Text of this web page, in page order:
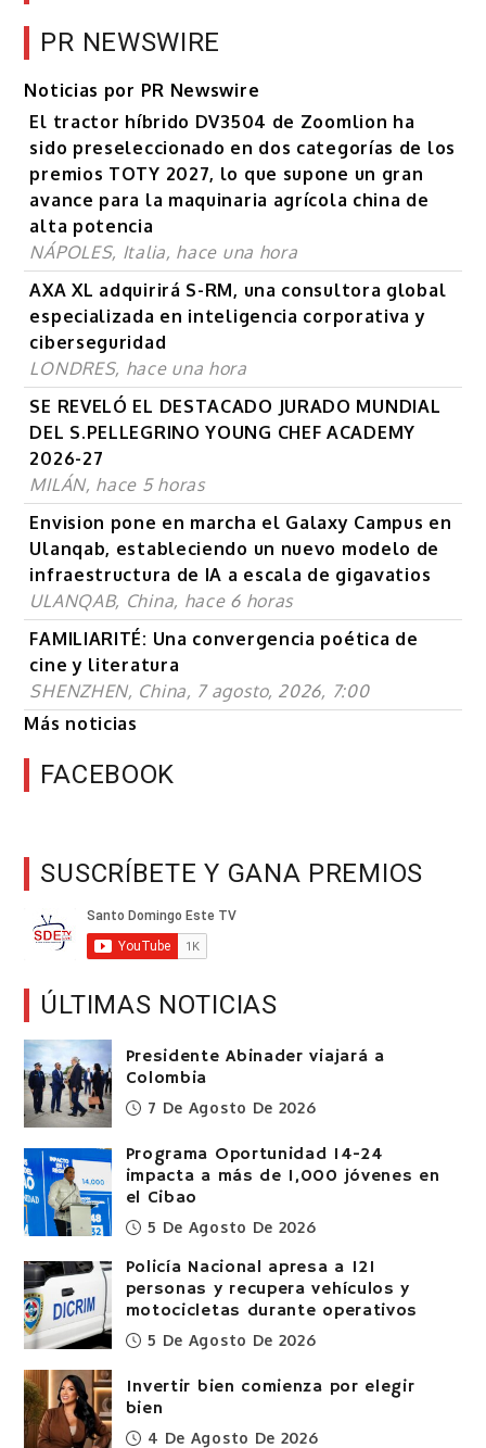
PR NEWSWIRE
Noticias por PR Newswire
El tractor híbrido DV3504 de Zoomlion ha
sido preseleccionado en dos categorías de los
premios TOTY 2027, lo que supone un gran
avance para la maquinaria agrícola china de
alta potencia
NÁPOLES, Italia, hace una hora
AXA XL adquirirá S-RM, una consultora global
especializada en inteligencia corporativa y
ciberseguridad
LONDRES, hace una hora
SE REVELÓ EL DESTACADO JURADO MUNDIAL
DEL S.PELLEGRINO YOUNG CHEF ACADEMY
2026-27
MILÁN, hace 5 horas
Envision pone en marcha el Galaxy Campus en
Ulanqab, estableciendo un nuevo modelo de
infraestructura de IA a escala de gigavatios
ULANQAB, China, hace 6 horas
FAMILIARITÉ: Una convergencia poética de
cine y literatura
SHENZHEN, China, 7 agosto, 2026, 7:00
Más noticias
FACEBOOK
SUSCRÍBETE Y GANA PREMIOS
ÚLTIMAS NOTICIAS
Presidente Abinader viajará a
Colombia
7 De Agosto De 2026
Programa Oportunidad 14-24
impacta a más de 1,000 jóvenes en
el Cibao
5 De Agosto De 2026
Policía Nacional apresa a 121
personas y recupera vehículos y
motocicletas durante operativos
5 De Agosto De 2026
Invertir bien comienza por elegir
bien
4 De Agosto De 2026